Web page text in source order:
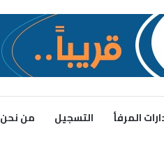
المرفأ التسجيل من نحن